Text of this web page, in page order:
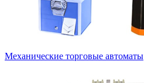
Механические торговые автоматы